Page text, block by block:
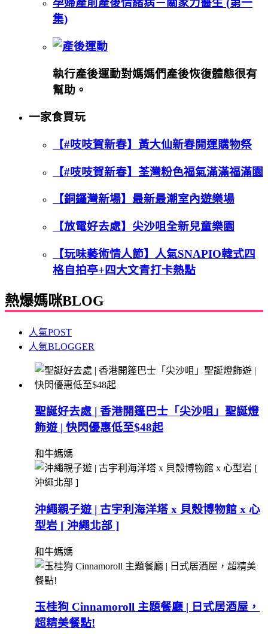
孕婦產前產後情緒病－關家力醫生 (第一
集)
執行產後運動對媽媽們產後恢復體態很有
幫助。
一家食買玩
【#吱吱賀新春】黃大仙新春開運購物祭
【#吱吱賀新春】荃灣粉色福氣滿滿福滿園
【銅鑼灣新場】最新最潮室內遊樂場
【放電好去處】尖沙咀全新兒童樂園
【玩味藝術情人節】人氣SNAPIO韓式四
格自拍亭+四大文青打卡熱點
熱爆媽咪BLOG
人氣POST
人氣BLOGGER
聖誕好去處 | 香港開篷巴士「尖沙咀」聖誕燈
飾遊 | 快閃優惠低至$48起
和牛媽媽
沖繩親子遊 | 古宇利海洋塔 x 貝殼博物館 x 心
型岩 [ 沖繩北部 ]
和牛媽媽
玉桂狗 Cinnamoroll 主題餐廳 | 日式居酒屋，
超精美餐點!